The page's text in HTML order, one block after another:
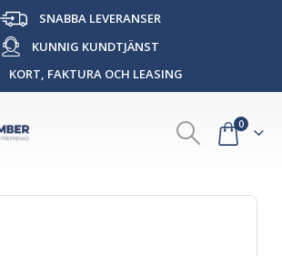
SNABBA LEVERANSER
KUNNIG KUNDTJÄNST
KORT, FAKTURA OCH LEASING
0